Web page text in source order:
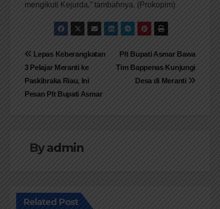
mengikuti Kejurda,” tambahnya. (Prokopim)
Navigasi
pos
Plt Bupati Asmar Bawa
Tim Bappenas Kunjungi
Desa di Meranti
Lepas Keberangkatan
3 Pelajar Meranti ke
Paskibraka Riau, Ini
Pesan Plt Bupati Asmar
Byadmin
Related Post